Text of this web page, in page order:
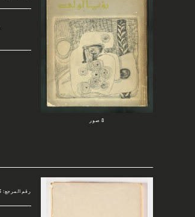
8 صور
رقم المرجع: A015